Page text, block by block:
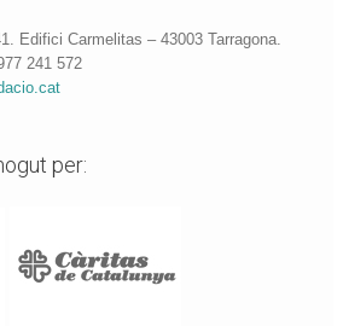
Edifici Carmelitas – 43003 Tarragona.
241 572
per: